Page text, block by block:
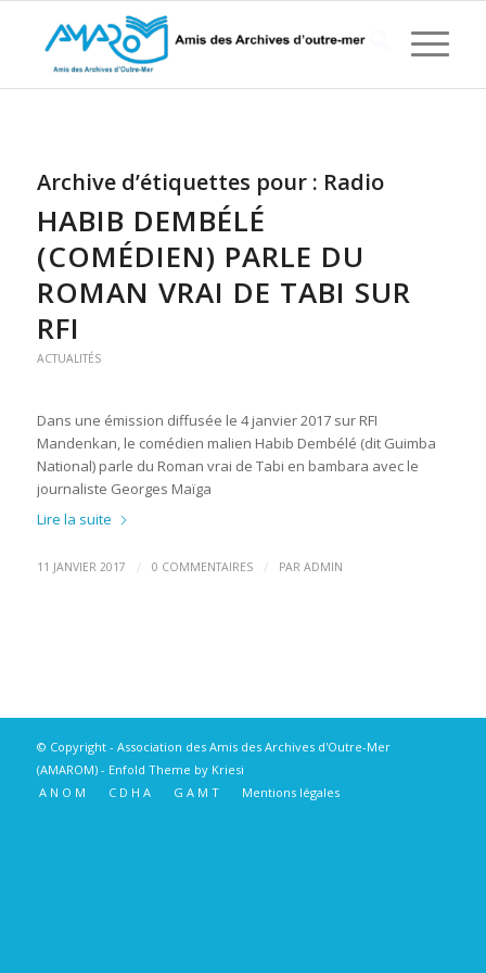
Archive d’étiquettes pour : Radio
HABIB DEMBÉLÉ
(COMÉDIEN) PARLE DU
ROMAN VRAI DE TABI SUR
RFI
ACTUALITÉS
Dans une émission diffusée le 4 janvier 2017 sur RFI
Mandenkan, le comédien malien Habib Dembélé (dit Guimba
National) parle du Roman vrai de Tabi en bambara avec le
journaliste Georges Maïga
Lire la suite
11 JANVIER 2017 / 0 COMMENTAIRES / PAR ADMIN
© Copyright - Association des Amis des Archives d'Outre-Mer
(AMAROM)- Enfold Theme by Kriesi
A N O M
C D H A G A M T Mentions légales